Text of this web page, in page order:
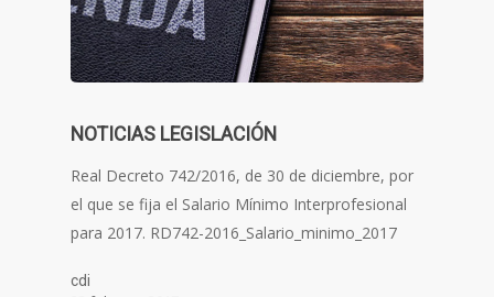
NOTICIAS LEGISLACIÓN
Real Decreto 742/2016, de 30 de diciembre, por
el que se fija el Salario Mínimo Interprofesional
para 2017. RD742-2016_Salario_minimo_2017
cdi